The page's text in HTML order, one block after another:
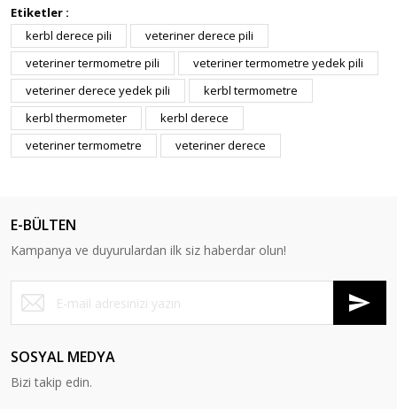
Etiketler :
kerbl derece pili
veteriner derece pili
veteriner termometre pili
veteriner termometre yedek pili
veteriner derece yedek pili
kerbl termometre
kerbl thermometer
kerbl derece
veteriner termometre
veteriner derece
E-BÜLTEN
Kampanya ve duyurulardan ilk siz haberdar olun!
SOSYAL MEDYA
Bizi takip edin.